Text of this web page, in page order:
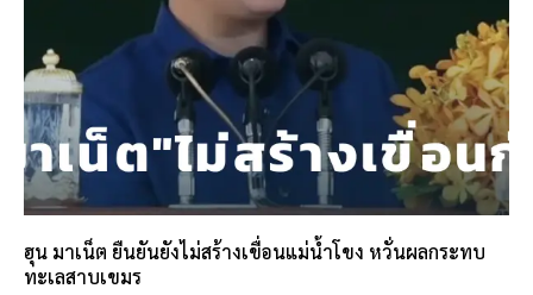
ฮุน มาเน็ต ยืนยันยังไม่สร้างเขื่อนแม่น้ำโขง หวั่นผลกระทบ
ทะเลสาบเขมร